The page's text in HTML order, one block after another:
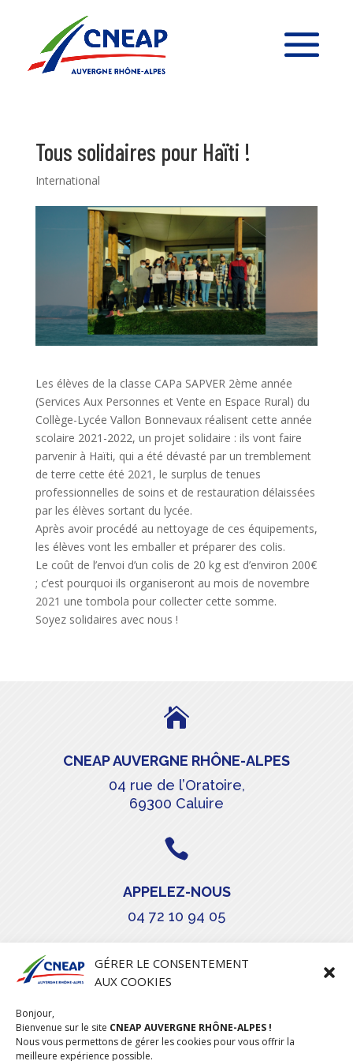
GÉRER LE CONSENTEMENT
AUX COOKIES
Bonjour,
Bienvenue sur le site CNEAP AUVERGNE RHÔNE-ALPES !
Nous vous permettons de gérer les cookies pour vous offrir la
meilleure expérience possible.
Tous solidaires pour Haïti !
International
Les élèves de la classe CAPa SAPVER 2ème année
(Services Aux Personnes et Vente en Espace Rural) du
Collège-Lycée Vallon Bonnevaux réalisent cette année
scolaire 2021-2022, un projet solidaire : ils vont faire
parvenir à Haïti, qui a été dévasté par un tremblement
de terre cette été 2021, le surplus de tenues
professionnelles de soins et de restauration délaissées
par les élèves sortant du lycée.
Après avoir procédé au nettoyage de ces équipements,
les élèves vont les emballer et préparer des colis.
Le coût de l’envoi d’un colis de 20 kg est d’environ 200€
; c’est pourquoi ils organiseront au mois de novembre
2021 une tombola pour collecter cette somme.
Soyez solidaires avec nous !

CNEAP AUVERGNE RHÔNE-ALPES
04 rue de l’Oratoire,
69300 Caluire

APPELEZ-NOUS
04 72 10 94 05

stephanie.maillot@cneap.fr